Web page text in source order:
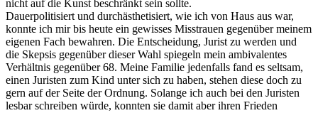
nicht auf die Kunst beschränkt sein sollte.
Dauerpolitisiert und durchästhetisiert, wie ich von Haus aus war,
konnte ich mir bis heute ein gewisses Misstrauen gegenüber meinem
eigenen Fach bewahren. Die Entscheidung, Jurist zu werden und
die Skepsis gegenüber dieser Wahl spiegeln mein ambivalentes
Verhältnis gegenüber 68. Meine Familie jedenfalls fand es seltsam,
einen Juristen zum Kind unter sich zu haben, stehen diese doch zu
gern auf der Seite der Ordnung. Solange ich auch bei den Juristen
lesbar schreiben würde, konnten sie damit aber ihren Frieden